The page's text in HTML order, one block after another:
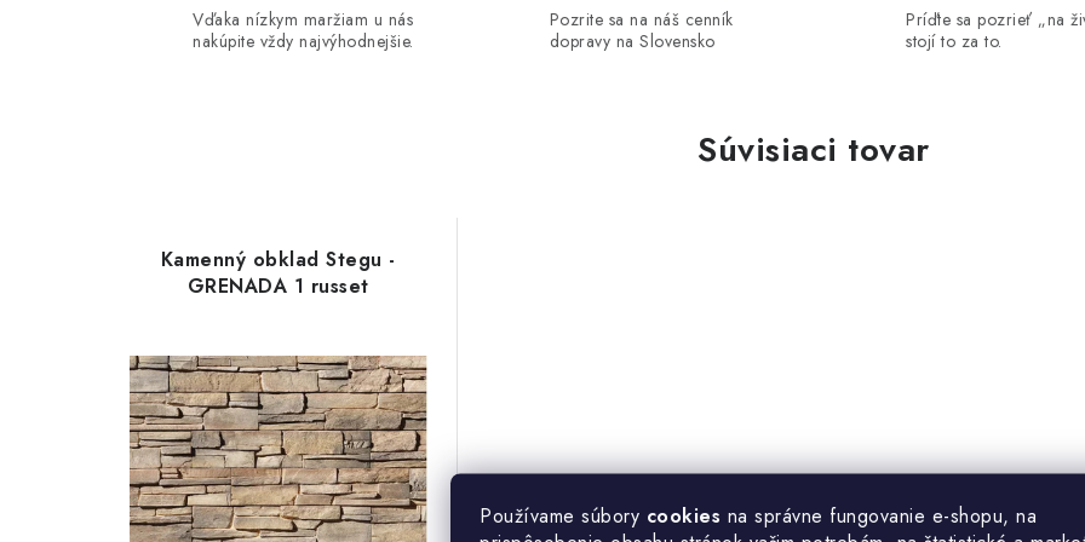
Používame súbory cookies na správne fungovanie e-shopu, na
Vďaka nízkym maržiam u nás
nakúpite vždy najvýhodnejšie.
Pozrite sa na náš cenník
dopravy na Slovensko
Príďte sa pozrieť „na
stojí to za to.
Súvisiaci tovar
Kamenný obklad Stegu -
GRENADA 1 russet